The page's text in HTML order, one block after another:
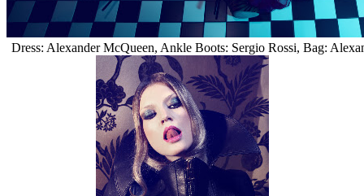
Dress: Alexander McQueen, Ankle Boots: Sergio Rossi, Bag: